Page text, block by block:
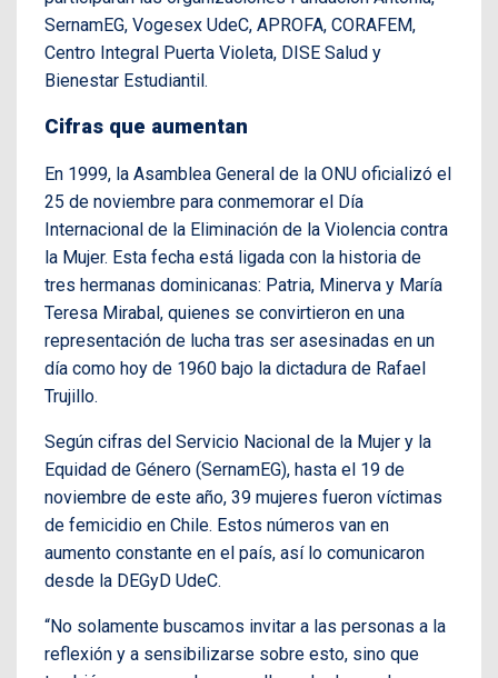
SernamEG, Vogesex UdeC, APROFA, CORAFEM,
Centro Integral Puerta Violeta, DISE Salud y
Bienestar Estudiantil.
Cifras que aumentan
En 1999, la Asamblea General de la ONU oficializó el
25 de noviembre para conmemorar el Día
Internacional de la Eliminación de la Violencia contra
la Mujer. Esta fecha está ligada con la historia de
tres hermanas dominicanas: Patria, Minerva y María
Teresa Mirabal, quienes se convirtieron en una
representación de lucha tras ser asesinadas en un
día como hoy de 1960 bajo la dictadura de Rafael
Trujillo.
Según cifras del Servicio Nacional de la Mujer y la
Equidad de Género (SernamEG), hasta el 19 de
noviembre de este año, 39 mujeres fueron víctimas
de femicidio en Chile. Estos números van en
aumento constante en el país, así lo comunicaron
desde la DEGyD UdeC.
“No solamente buscamos invitar a las personas a la
reflexión y a sensibilizarse sobre esto, sino que